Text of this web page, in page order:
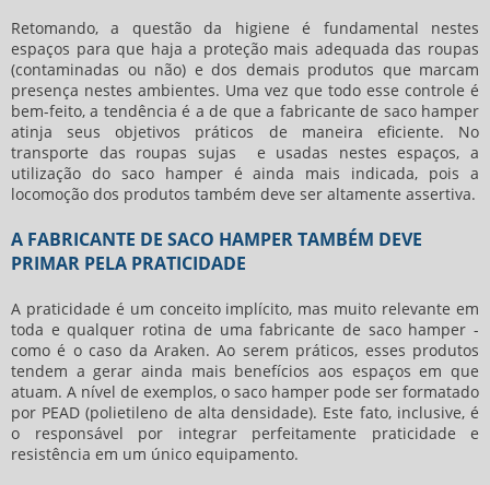
Retomando, a questão da higiene é fundamental nestes
espaços para que haja a proteção mais adequada das roupas
(contaminadas ou não) e dos demais produtos que marcam
presença nestes ambientes. Uma vez que todo esse controle é
bem-feito, a tendência é a de que a fabricante de saco hamper
atinja seus objetivos práticos de maneira eficiente. No
transporte das roupas sujas e usadas nestes espaços, a
utilização do saco hamper é ainda mais indicada, pois a
locomoção dos produtos também deve ser altamente assertiva.
A FABRICANTE DE SACO HAMPER TAMBÉM DEVE
PRIMAR PELA PRATICIDADE
A praticidade é um conceito implícito, mas muito relevante em
toda e qualquer rotina de umafabricante de saco hamper -
como é o caso da Araken. Ao serem práticos, esses produtos
tendem a gerar ainda mais benefícios aos espaços em que
atuam. A nível de exemplos, o saco hamper pode ser formatado
por PEAD (polietileno de alta densidade). Este fato, inclusive, é
o responsável por integrar perfeitamente praticidade e
resistência em um único equipamento.